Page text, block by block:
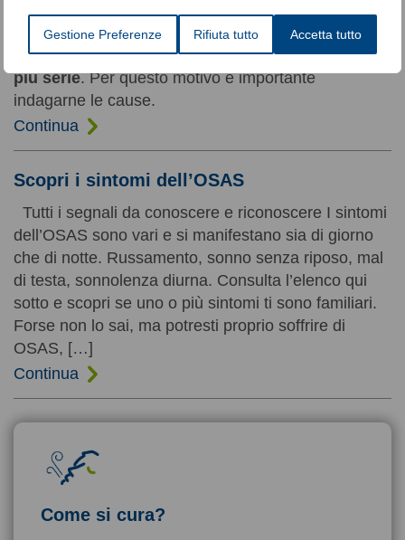
Gestione Preferenze Rifiuta tutto Accetta tutto
erroneamente, che rappresenti un problema solo
per chi dorme vicino a noi.Russare invece può
essere il campanello d'allarme di patologie ben
più serie. Per questo motivo è importante
indagarne le cause.
Continua
Scopri i sintomi dell’OSAS
Tutti i segnali da conoscere e riconoscere I sintomi
dell’OSAS sono vari e si manifestano sia di giorno
che di notte. Russamento, sonno senza riposo, mal
di testa, sonnolenza diurna. Consulta l’elenco qui
sotto e scopri se uno o più sintomi ti sono familiari.
Forse non lo sai, ma potresti proprio soffrire di
OSAS, […]
Continua
Come si cura?